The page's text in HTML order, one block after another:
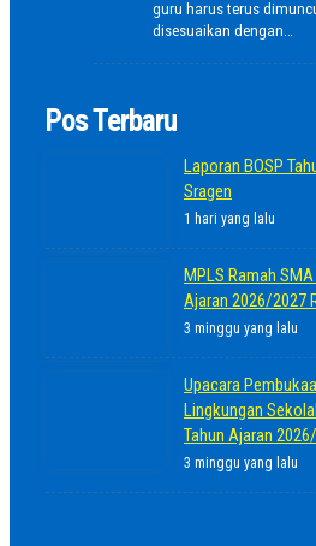
guru harus terus
disesuaikan dengan…
Pos Terbaru
Laporan BOSP
Sragen
1 hari yang lalu
MPLS Ramah
Ajaran 2026/2027
3 minggu yang lalu
Upacara
Lingkungan
Tahun Ajaran
3 minggu yang lalu